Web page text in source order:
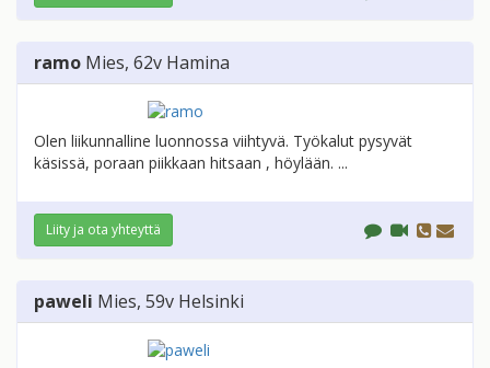
ramo Mies, 62v Hamina
Olen liikunnalline luonnossa viihtyvä. Työkalut pysyvät
käsissä, poraan piikkaan hitsaan , höylään. ...
Liity ja ota yhteyttä
paweli Mies, 59v Helsinki